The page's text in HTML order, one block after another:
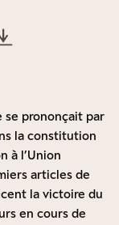
se prononçait par
la constitution
à l’Union
articles de
la victoire du
en cours de